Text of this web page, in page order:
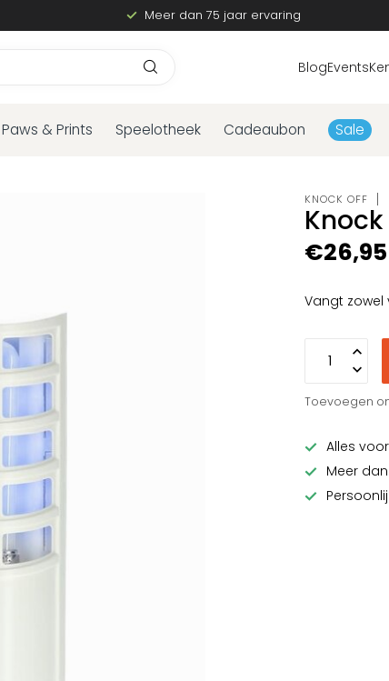
Meer dan 75 jaar ervaring
BlogEvents
Paws & Prints Speelotheek Cadeaubon Sale
KNOCK OFF
€26,95
Vangt
Toevoegen
Alles
Meer